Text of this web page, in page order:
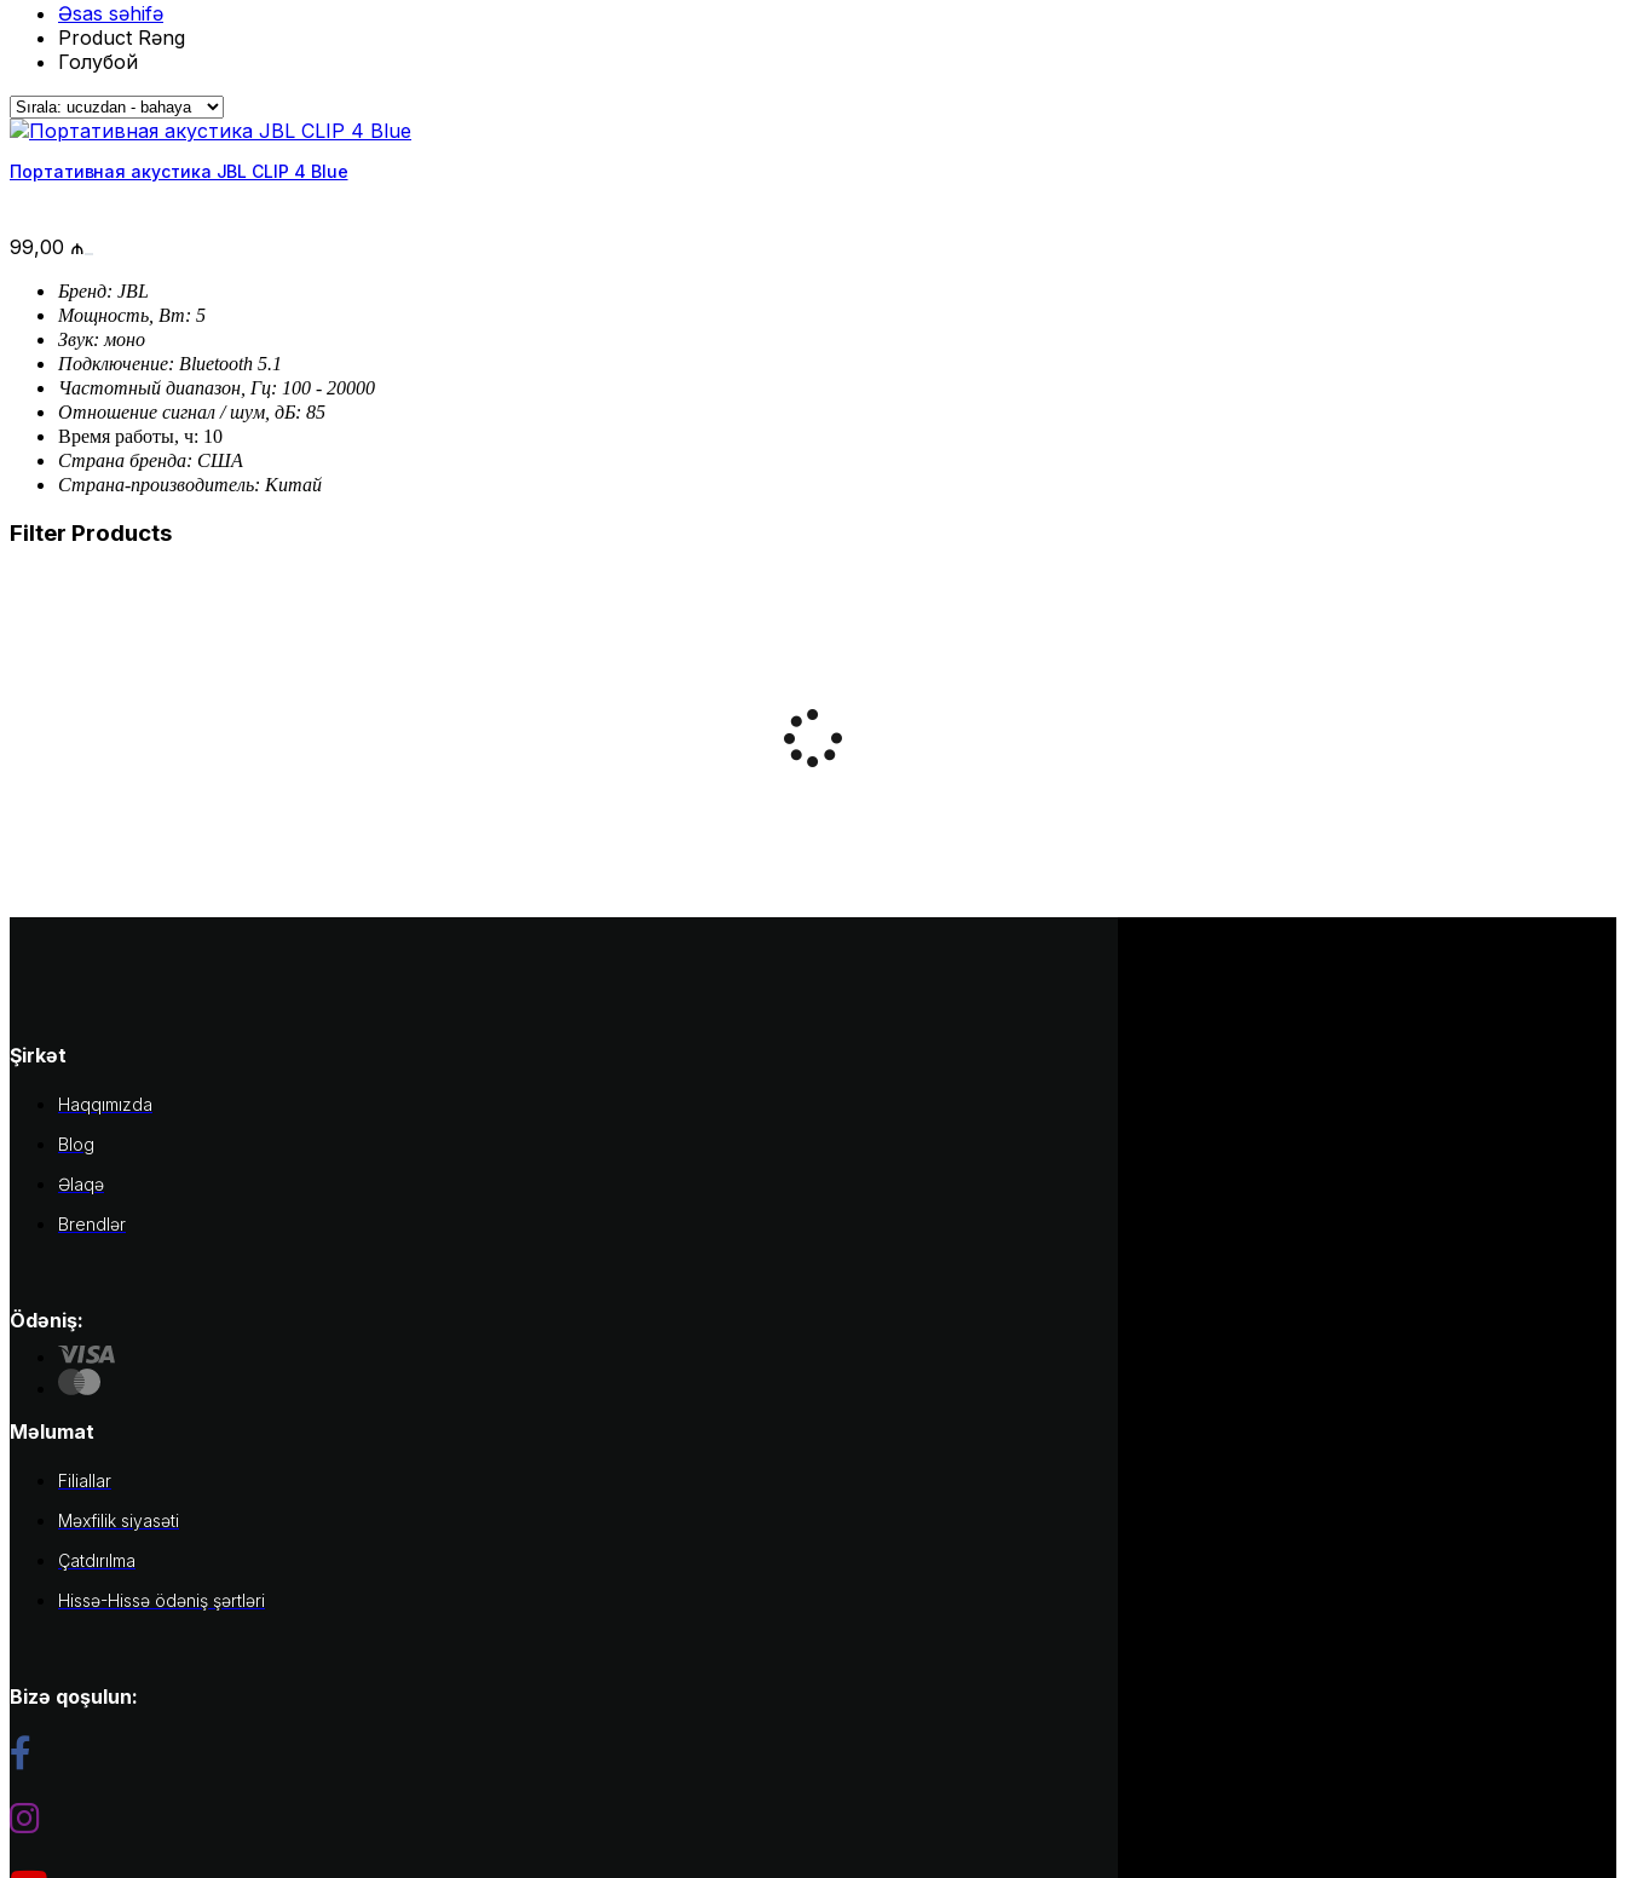
Əsas səhifə
Product Rəng
Голубой
Портативная акустика JBL CLIP 4 Blue
99,00 ₼
Бренд: JBL
Мощность, Вт: 5
Звук: моно
Подключение: Bluetooth 5.1
Частотный диапазон, Гц: 100 - 20000
Отношение сигнал / шум, дБ: 85
Время работы, ч: 10
Страна бренда: США
Страна-производитель: Китай
Filter Products
Şirkət
Haqqımızda
Blog
Əlaqə
Brendlər
Ödəniş:
Məlumat
Filiallar
Məxfilik siyasəti
Çatdırılma
Hissə-Hissə ödəniş şərtləri
Bizə qoşulun: